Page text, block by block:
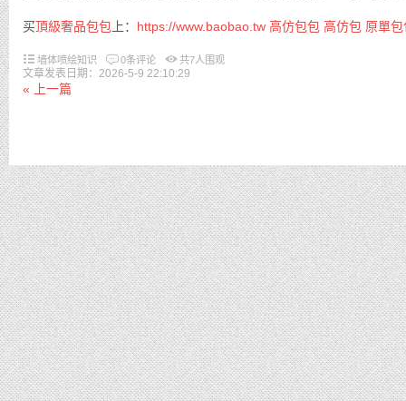
买頂級奢品包包 上： https://www.baobao.tw 高仿包包 高仿包 原單包
墙体喷绘知识 0条评论 共7人围观
文章发表日期：2026-5-9 22:10:29
« 上一篇